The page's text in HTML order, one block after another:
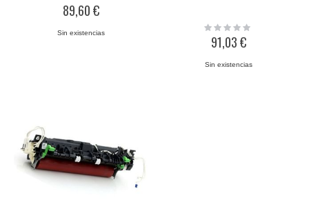
89,60 €
Sin existencias
Rating:
91,03 €
Sin existencias